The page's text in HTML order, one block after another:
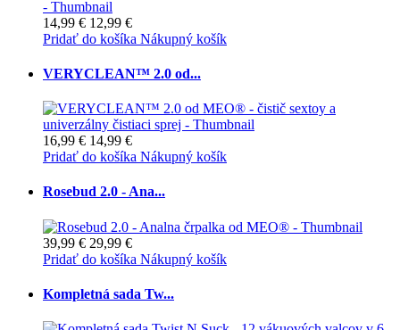
14,99 € 12,99 €
Pridať do košíka Nákupný košík
VERYCLEAN™ 2.0 od...
16,99 € 14,99 €
Pridať do košíka Nákupný košík
Rosebud 2.0 - Ana...
39,99 € 29,99 €
Pridať do košíka Nákupný košík
Kompletná sada Tw...